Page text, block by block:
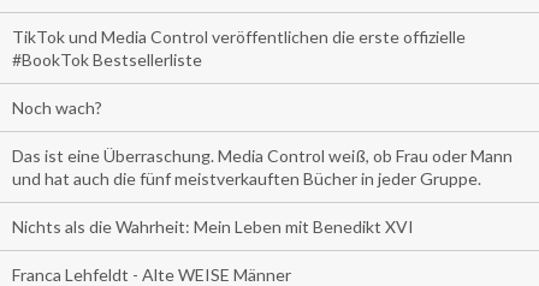
TikTok und Media Control veröffentlichen die erste offizielle
#BookTok Bestsellerliste
Noch wach?
Das ist eine Überraschung. Media Control weiß, ob Frau oder Mann
und hat auch die fünf meistverkauften Bücher in jeder Gruppe.
Nichts als die Wahrheit: Mein Leben mit Benedikt XVI
Franca Lehfeldt - Alte WEISE Männer